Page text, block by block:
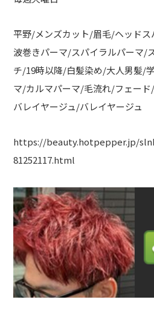
平野/メンズカット/眉毛/ヘッド
波巻きパーマ/スパイラルパーマ/
チ/19時以降/白髪染め/大人男髪/
マ/カルマパーマ/毛流れ/フェー
バレイヤージュ/バレイヤージュ
https://beauty.hotpepper.jp/
81252117.html